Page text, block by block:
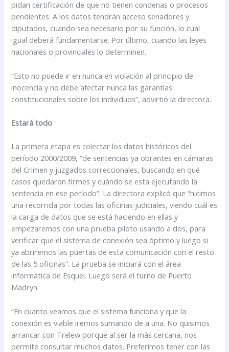
pidan certificación de que no tienen condenas o procesos
pendientes. A los datos tendrán acceso senadores y
diputados, cuando sea necesario por su función, lo cual
igual deberá fundamentarse. Por último, cuando las leyes
nacionales o provinciales lo determinen.
“Esto no puede ir en nunca en violación al principio de
inocencia y no debe afectar nunca las garantías
constitucionales sobre los individuos”, advirtió la directora.
Estará todo
La primera etapa es colectar los datos históricos del
período 2000/2009, “de sentencias ya obrantes en cámaras
del Crimen y juzgados correccionales, buscando en qué
casos quedaron firmes y cuándo se esta ejecutando la
sentencia en ese período”. La directora explicó que “hicimos
una recorrida por todas las oficinas judiciales, viendo cuál es
la carga de datos que se está haciendo en ellas y
empezaremos con una prueba piloto usando a dos, para
verificar que el sistema de conexión sea óptimo y luego si
ya abriremos las puertas de esta comunicación con el resto
de las 5 oficinas”. La prueba se iniciará con el área
informática de Esquel. Luego será el turno de Puerto
Madryn.
“En cuanto veamos que el sistema funciona y que la
conexión es viable iremos sumando de a una. No quisimos
arrancar con Trelew porque al ser la más cercana, nos
permite consultar muchos datos. Preferimos tener con las